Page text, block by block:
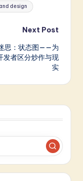
design
Next Post
思：状态图——为
发者区分炒作与现
实